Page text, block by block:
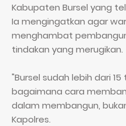
Kabupaten Bursel yang
Ia mengingatkan agar
menghambat
tindakan yang merugikan.
"Bursel sudah lebih dari
bagaimana cara
dalam membangun,
Kapolres.